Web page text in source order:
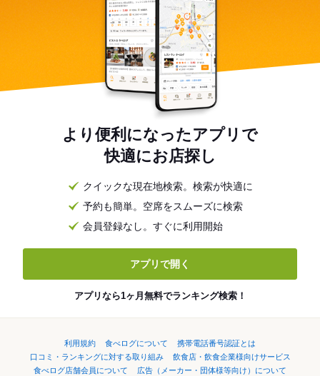
より便利になったアプリで
快適にお店探し
クイックな現在地検索。検索が快適に
予約も簡単。空席をスムーズに検索
会員登録なし。すぐに利用開始
アプリで開く
アプリなら1ヶ月無料でランキング検索！
利用規約 食べログについて
携帯電話番号認証とは
口コミ・ランキングに対する取り組み
飲食店・飲食企業様向けサービス
食べログ店舗会員について
広告（メーカー・団体様等向け）について